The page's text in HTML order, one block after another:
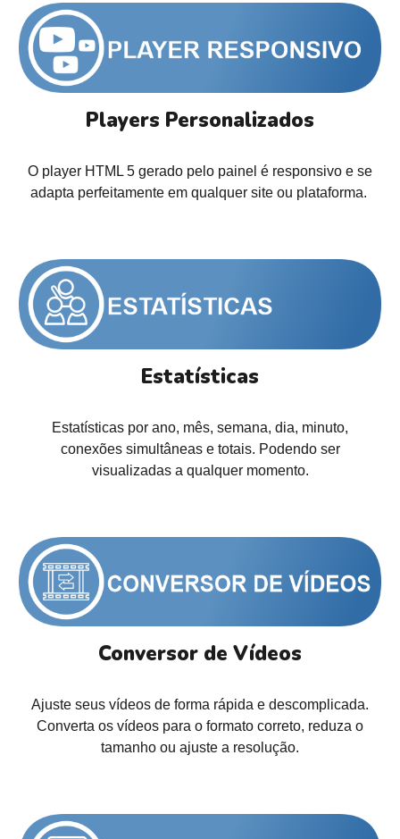
Players Personalizados
O player HTML 5 gerado pelo painel é responsivo e se
adapta perfeitamente em qualquer site ou plataforma.
Estatísticas
Estatísticas por ano, mês, semana, dia, minuto,
conexões simultâneas e totais. Podendo ser
visualizadas a qualquer momento.
Conversor de Vídeos
Ajuste seus vídeos de forma rápida e descomplicada.
Converta os vídeos para o formato correto, reduza o
tamanho ou ajuste a resolução.